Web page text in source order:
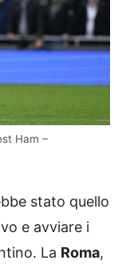
Ham –
stato quello
e avviare i
La Roma,